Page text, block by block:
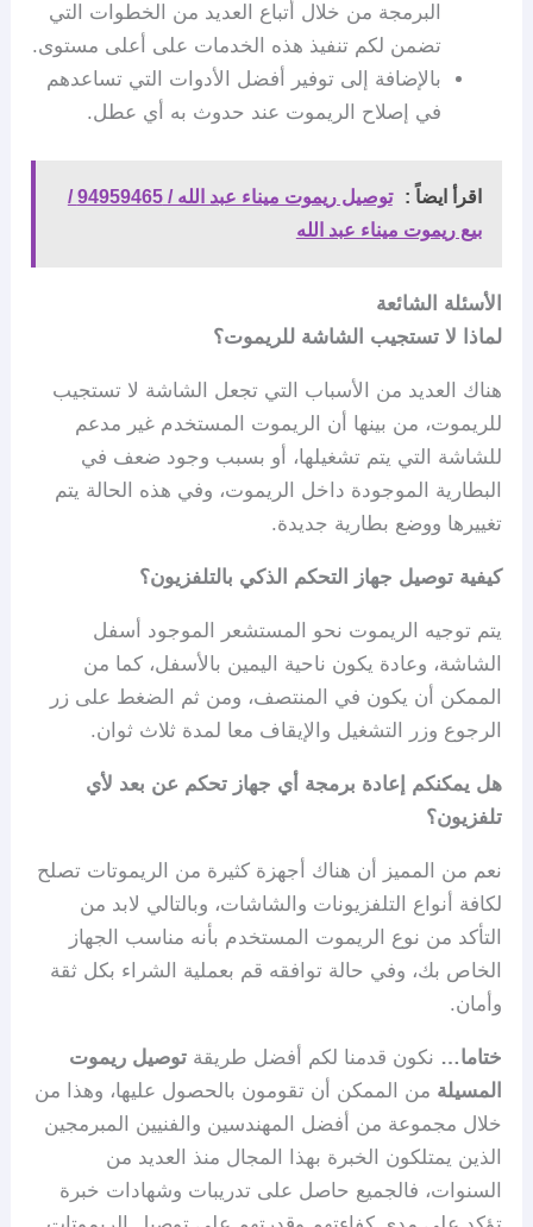
البرمجة من خلال أتباع العديد من الخطوات التي
تضمن لكم تنفيذ هذه الخدمات على أعلى مستوى.
بالإضافة إلى توفير أفضل الأدوات التي تساعدهم
في إصلاح الريموت عند حدوث به أي عطل.
اقرأ ايضاً :
توصيل ريموت ميناء عبد الله / 94959465 /
بيع ريموت ميناء عبد الله
الأسئلة الشائعة
لماذا لا تستجيب الشاشة للريموت؟
هناك العديد من الأسباب التي تجعل الشاشة لا تستجيب
للريموت، من بينها أن الريموت المستخدم غير مدعم
للشاشة التي يتم تشغيلها، أو بسبب وجود ضعف في
البطارية الموجودة داخل الريموت، وفي هذه الحالة يتم
تغييرها ووضع بطارية جديدة.
كيفية توصيل جهاز التحكم الذكي بالتلفزيون؟
يتم توجيه الريموت نحو المستشعر الموجود أسفل
الشاشة، وعادة يكون ناحية اليمين بالأسفل، كما من
الممكن أن يكون في المنتصف، ومن ثم الضغط على زر
الرجوع وزر التشغيل والإيقاف معا لمدة ثلاث ثوان.
هل يمكنكم إعادة برمجة أي جهاز تحكم عن بعد لأي
تلفزيون؟
نعم من المميز أن هناك أجهزة كثيرة من الريموتات تصلح
لكافة أنواع التلفزيونات والشاشات، وبالتالي لابد من
التأكد من نوع الريموت المستخدم بأنه مناسب الجهاز
الخاص بك، وفي حالة توافقه قم بعملية الشراء بكل ثقة
وأمان.
ختاما… نكون قدمنا لكم أفضل طريقةتوصيل ريموت
المسيلة من الممكن أن تقومون بالحصول عليها، وهذا من
خلال مجموعة من أفضل المهندسين والفنيين المبرمجين
الذين يمتلكون الخبرة بهذا المجال منذ العديد من
السنوات، فالجميع حاصل على تدريبات وشهادات خبرة